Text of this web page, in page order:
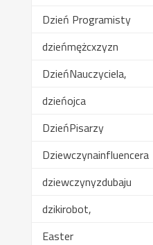
Dzień Programisty
dzieńmężcxzyzn
DzieńNauczyciela,
dzieńojca
DzieńPisarzy
Dziewczynainfluencera
dziewczynyzdubaju
dzikirobot,
Easter